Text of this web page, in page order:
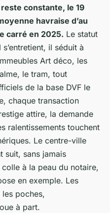
constante, le 19
havraise d’au
carré en 2025. Le statut
il séduit à
Art déco, les
le tram, tout
de la base DVF le
chaque transaction
attire, la demande
ralentissements touchent
Le centre-ville
suit, sans jamais
à la peau du notaire,
en exemple. Les
poches,
à part.